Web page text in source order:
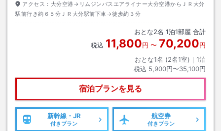
アクセス： 大分空港→リムジンバスエアライナー大分空港からＪＲ大分
駅前行き約６５分ＪＲ大分駅前下車→徒歩約３分
おとな2名 1泊1部屋 合計
税込 11,800円 〜 70,200円
おとな1名 (2名1室)｜ 1泊
税込 5,900円〜35,100円
宿泊プランを見る
新幹線・JR
付きプラン
航空券
付きプラン